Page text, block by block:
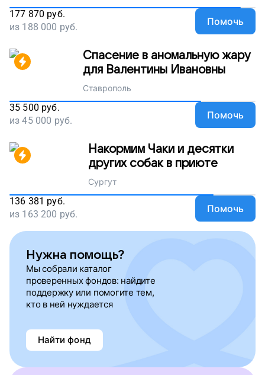
177 870 руб.
из 188 000 руб. Помочь
Спасение в аномальную жару
для Валентины Ивановны
Ставрополь
35 500 руб.
из45 000 руб. Помочь
Накормим Чаки и десятки
других собак в приюте
Сургут
136 381 руб.
из 163 200 руб. Помочь
Нужна помощь?
Мы собрали каталог
проверенных фондов: найдите
поддержку или помогите тем,
кто в ней нуждается
Найти фонд